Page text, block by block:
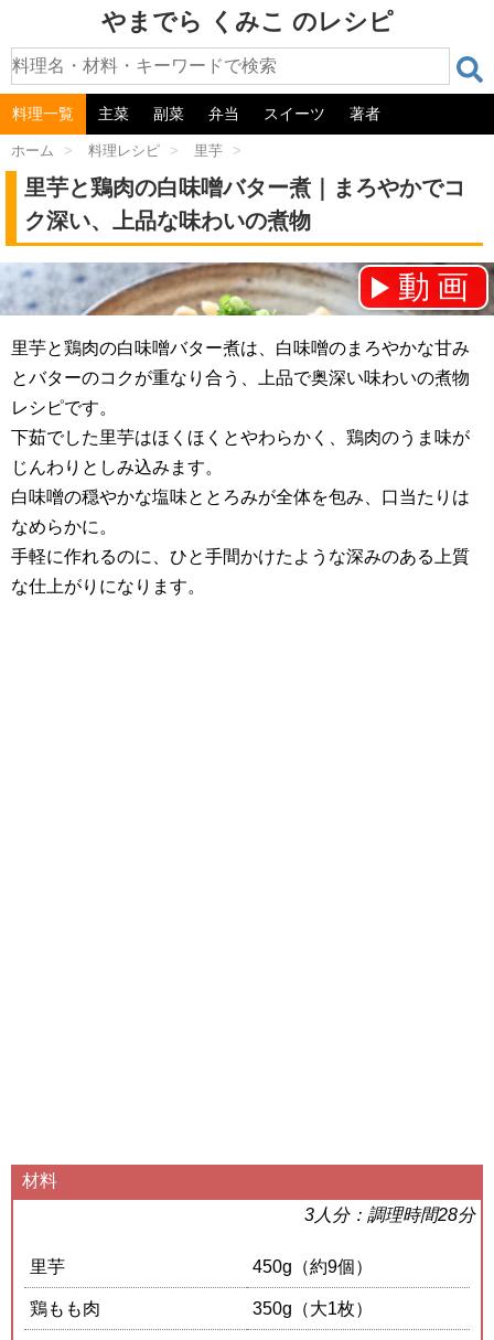
やまでら くみこ のレシピ
料理一覧 主菜 副菜 弁当 スイーツ 著者
ホーム > 料理レシピ > 里芋 >
里芋と鶏肉の白味噌バター煮｜まろやかでコ
ク深い、上品な味わいの煮物
動画
チャンネル登録をお願いします！⇒
里芋と鶏肉の白味噌バター煮は、白味噌のまろやかな甘み
とバターのコクが重なり合う、上品で奥深い味わいの煮物
レシピです。
下茹でした里芋はほくほくとやわらかく、鶏肉のうま味が
じんわりとしみ込みます。
白味噌の穏やかな塩味ととろみが全体を包み、口当たりは
なめらかに。
手軽に作れるのに、ひと手間かけたような深みのある上質
な仕上がりになります。
材料
3人分：調理時間28分
里芋 450g（約9個）
鶏もも肉 350g（大1枚）